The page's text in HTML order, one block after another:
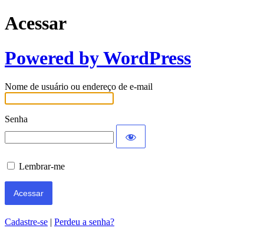
Acessar
Powered by WordPress
Nome de usuário ou endereço de e-mail
Senha
Lembrar-me
Cadastre-se | Perdeu a senha?